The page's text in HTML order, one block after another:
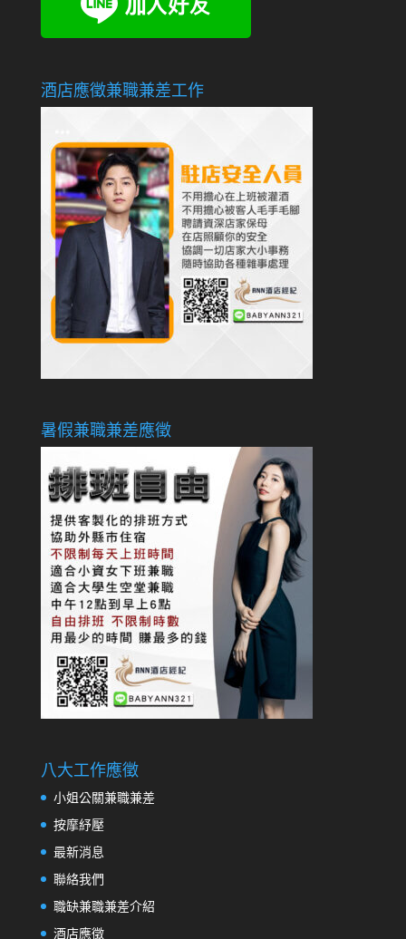
酒店應徵兼職兼差工作
暑假兼職兼差應徵
八大工作應徵
小姐公關兼職兼差
按摩紓壓
最新消息
聯絡我們
職缺兼職兼差介紹
酒店應徵